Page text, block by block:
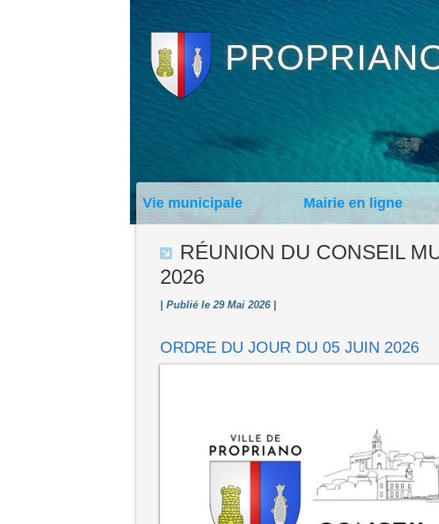
Vie municipale Mairie en ligne
RÉUNION DU CONSEIL
2026
| Publié le 29 Mai 2026 |
ORDRE DU JOUR DU 05 JUIN 2026